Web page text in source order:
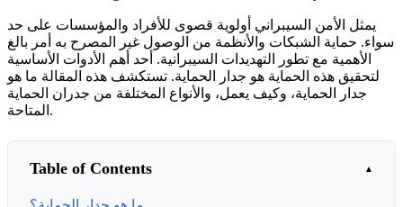
يمثل الأمن السيبراني أولوية قصوى للأفراد والمؤسسات على حد
سواء. حماية الشبكات والأنظمة من الوصول غير المصرح به أمر بالغ
الأهمية مع تطور التهديدات السيبرانية. أحد أهم الأدوات الأساسية
لتحقيق هذه الحماية هو جدار الحماية. تستكشف هذه المقالة ما هو
جدار الحماية، وكيف يعمل، والأنواع المختلفة من جدران الحماية
المتاحة.
Table of Contents